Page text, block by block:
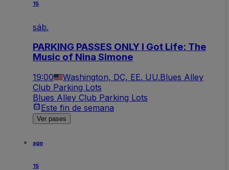
15
sáb.
PARKING PASSES ONLY I Got Life: The
Music of Nina Simone
19:00 Washington, DC, EE. UU.Blues Alley
Club Parking Lots
Blues Alley Club Parking Lots
Este fin de semana
Ver pases
ago
15